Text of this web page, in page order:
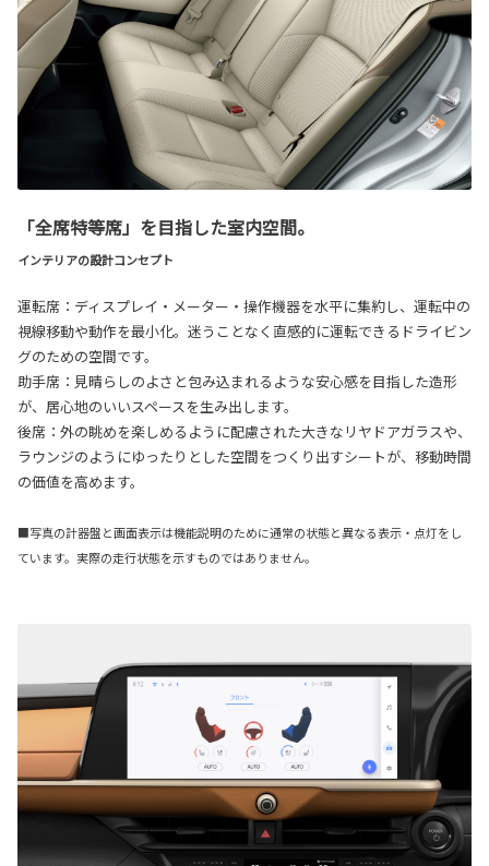
「全席特等席」を目指した室内空間。
インテリアの設計コンセプト
運転席：ディスプレイ・メーター・操作機器を水平に集約し、運転中の
視線移動や動作を最小化。迷うことなく直感的に運転できるドライビン
グのための空間です。
助手席：見晴らしのよさと包み込まれるような安心感を目指した造形
が、居心地のいいスペースを生み出します。
後席：外の眺めを楽しめるように配慮された大きなリヤドアガラスや、
ラウンジのようにゆったりとした空間をつくり出すシートが、移動時間
の価値を高めます。
■写真の計器盤と画面表示は機能説明のために通常の状態と異なる表示・点灯をし
ています。実際の走行状態を示すものではありません。